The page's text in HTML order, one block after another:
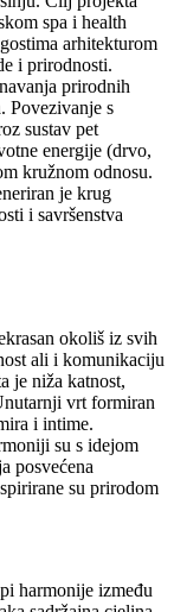
spa i health
arhitekturom
i prirodnosti.
prirodnih
Povezivanje s
sustav pet
energije (drvo,
kružnom odnosu.
je krug
i savršenstva
okoliš iz svih
ali i komunikaciju
je niža katnost,
vrt formiran
i intime.
su s idejom
posvećena
su prirodom
harmonije između